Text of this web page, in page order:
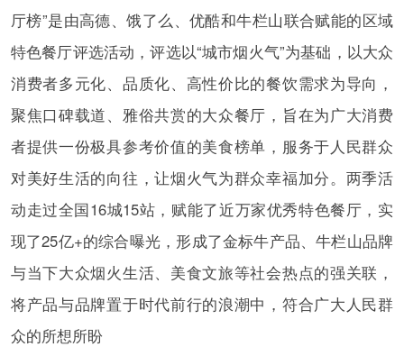
厅榜”是由高德、饿了么、优酷和牛栏山联合赋能的区域
特色餐厅评选活动，评选以“城市烟火气”为基础，以大众
消费者多元化、品质化、高性价比的餐饮需求为导向，
聚焦口碑载道、雅俗共赏的大众餐厅，旨在为广大消费
者提供一份极具参考价值的美食榜单，服务于人民群众
对美好生活的向往，让烟火气为群众幸福加分。两季活
动走过全国16城15站，赋能了近万家优秀特色餐厅，实
现了25亿+的综合曝光，形成了金标牛产品、牛栏山品牌
与当下大众烟火生活、美食文旅等社会热点的强关联，
将产品与品牌置于时代前行的浪潮中，符合广大人民群
众的所想所盼